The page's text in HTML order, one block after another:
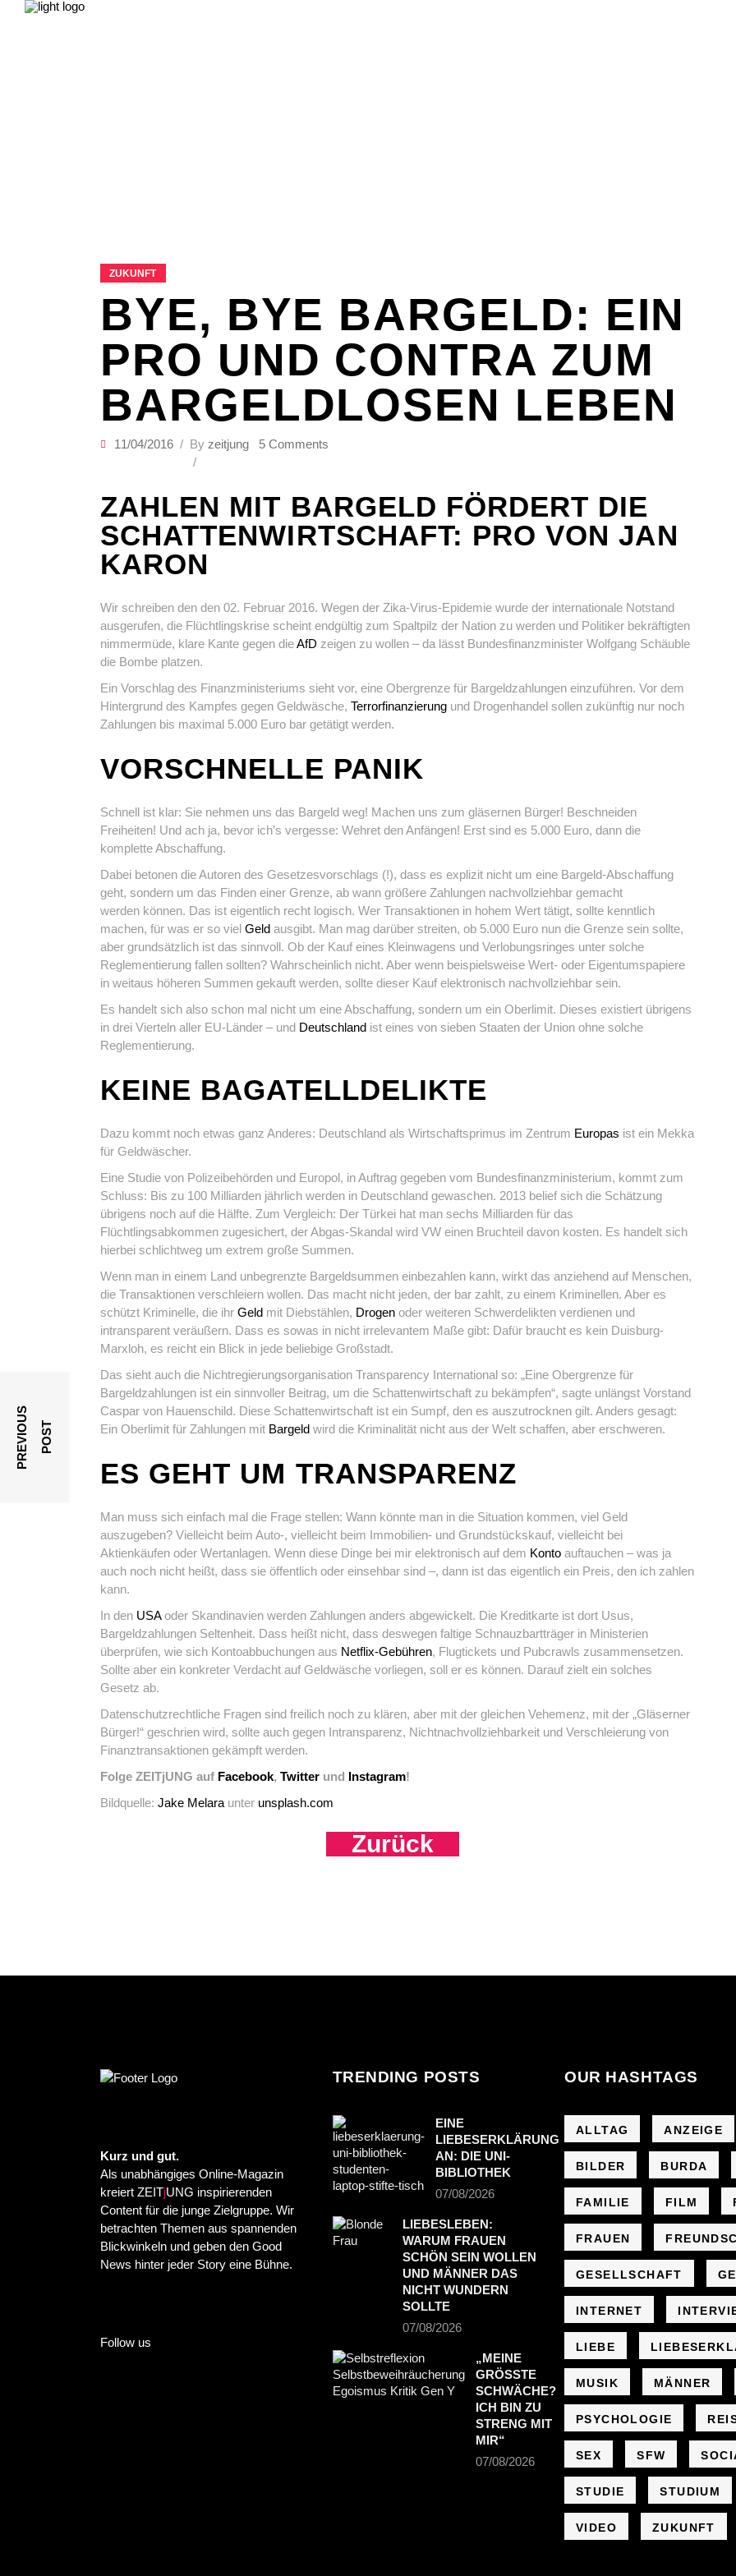
ZUKUNFT
BYE, BYE BARGELD: EIN
PRO UND CONTRA ZUM
BARGELDLOSEN LEBEN
11/04/2016 By zeitjung 5 Comments
ZAHLEN MIT BARGELD FÖRDERT DIE
SCHATTENWIRTSCHAFT: PRO VONJAN
KARON
Wir schreiben den den 02. Februar 2016. Wegen der Zika-Virus-Epidemie wurde der internationale Notstand
ausgerufen, die Flüchtlingskrise scheint endgültig zum Spaltpilz der Nation zu werden und Politiker bekräftigten
nimmermüde, klare Kante gegen dieAfD zeigen zu wollen – da lässt Bundesfinanzminister Wolfgang Schäuble
die Bombe platzen.
Ein Vorschlag des Finanzministeriums sieht vor, eine Obergrenze für Bargeldzahlungen einzuführen. Vor dem
Hintergrund des Kampfes gegen Geldwäsche, Terrorfinanzierung und Drogenhandel sollen zukünftig nur noch
Zahlungen bis maximal 5.000 Euro bar getätigt werden.
VORSCHNELLE PANIK
Schnell ist klar: Sie nehmen uns das Bargeld weg! Machen uns zum gläsernen Bürger! Beschneiden
Freiheiten! Und ach ja, bevor ich’s vergesse: Wehret den Anfängen! Erst sind es 5.000 Euro, dann die
komplette Abschaffung.
Dabei betonen die Autoren des Gesetzesvorschlags (!), dass es explizit nicht um eine Bargeld-Abschaffung
geht, sondern um das Finden einer Grenze, ab wann größere Zahlungen nachvollziehbar gemacht
werden können. Das ist eigentlich recht logisch. Wer Transaktionen in hohem Wert tätigt, sollte kenntlich
machen, für was er so viel Geld ausgibt. Man mag darüber streiten, ob 5.000 Euro nun die Grenze sein sollte,
aber grundsätzlich ist das sinnvoll. Ob der Kauf eines Kleinwagens und Verlobungsringes unter solche
Reglementierung fallen sollten? Wahrscheinlich nicht. Aber wenn beispielsweise Wert- oder Eigentumspapiere
in weitaus höheren Summen gekauft werden, sollte dieser Kauf elektronisch nachvollziehbar sein.
Es handelt sich also schon mal nicht um eine Abschaffung, sondern um ein Oberlimit. Dieses existiert übrigens
in drei Vierteln aller EU-Länder – und Deutschland ist eines von sieben Staaten der Union ohne solche
Reglementierung.
KEINE BAGATELLDELIKTE
Dazu kommt noch etwas ganz Anderes: Deutschland als Wirtschaftsprimus im Zentrum Europas ist ein Mekka
für Geldwäscher.
Eine Studie von Polizeibehörden und Europol, in Auftrag gegeben vom Bundesfinanzministerium, kommt zum
Schluss: Bis zu 100 Milliarden jährlich werden in Deutschland gewaschen. 2013 belief sich die Schätzung
übrigens noch auf die Hälfte. Zum Vergleich: Der Türkei hat man sechs Milliarden für das
Flüchtlingsabkommen zugesichert, der Abgas-Skandal wird VW einen Bruchteil davon kosten. Es handelt sich
hierbei schlichtweg um extrem große Summen.
Wenn man in einem Land unbegrenzte Bargeldsummen einbezahlen kann, wirkt das anziehend auf Menschen,
die Transaktionen verschleiern wollen. Das macht nicht jeden, der bar zahlt, zu einem Kriminellen. Aber es
schützt Kriminelle, die ihr Geld mit Diebstählen, Drogen oder weiteren Schwerdelikten verdienen und
intransparent veräußern. Dass es sowas in nicht irrelevantem Maße gibt: Dafür braucht es kein Duisburg-
Marxloh, es reicht ein Blick in jede beliebige Großstadt.
Das sieht auch die Nichtregierungsorganisation Transparency International so: „Eine Obergrenze für
Bargeldzahlungen ist ein sinnvoller Beitrag, um die Schattenwirtschaft zu bekämpfen“, sagte unlängst Vorstand
Caspar von Hauenschild. Diese Schattenwirtschaft ist ein Sumpf, den es auszutrocknen gilt. Anders gesagt:
Ein Oberlimit für Zahlungen mit Bargeld wird die Kriminalität nicht aus der Welt schaffen, aber erschweren.
ES GEHT UM TRANSPARENZ
Man muss sich einfach mal die Frage stellen: Wann könnte man in die Situation kommen, viel Geld
auszugeben? Vielleicht beim Auto-, vielleicht beim Immobilien- und Grundstückskauf, vielleicht bei
Aktienkäufen oder Wertanlagen. Wenn diese Dinge bei mir elektronisch auf dem Konto auftauchen – was ja
auch noch nicht heißt, dass sie öffentlich oder einsehbar sind –, dann ist das eigentlich ein Preis, den ich zahlen
kann.
In den USAoder Skandinavien werden Zahlungen anders abgewickelt. Die Kreditkarte ist dort Usus,
Bargeldzahlungen Seltenheit. Dass heißt nicht, dass deswegen faltige Schnauzbartträger in Ministerien
überprüfen, wie sich Kontoabbuchungen aus Netflix-Gebühren, Flugtickets und Pubcrawls zusammensetzen.
Sollte aber ein konkreter Verdacht auf Geldwäsche vorliegen, soll er es können. Darauf zielt ein solches
Gesetz ab.
Datenschutzrechtliche Fragen sind freilich noch zu klären, aber mit der gleichen Vehemenz, mit der „Gläserner
Bürger!“ geschrien wird, sollte auch gegen Intransparenz, Nichtnachvollziehbarkeit und Verschleierung von
Finanztransaktionen gekämpft werden.
Folge ZEITjUNG auf Facebook, Twitter und Instagram!
Bildquelle: Jake Melara unter unsplash.com
Zurück
P
R
E
V
I
O
U
S
P
O
S T
Kurz und gut.
Als unabhängiges Online-Magazin
kreiert ZEITjUNG inspirierenden
Content für die junge Zielgruppe. Wir
betrachten Themen aus spannenden
Blickwinkeln und geben den Good
News hinter jeder Story eine Bühne.
Follow us
TRENDING POSTS
EINE
LIEBESERKLÄRUNG
AN: DIE UNI-
BIBLIOTHEK
07/08/2026
LIEBESLEBEN:
WARUM FRAUEN
SCHÖN SEIN WOLLEN
UND MÄNNER DAS
NICHT WUNDERN
SOLLTE
07/08/2026
„MEINE
GRÖSSTE S
CHWÄCHE? I
CH BIN ZU S
TRENG MIT M
IR“
07/08/2026
OUR HASHTAGS
ALLTAG ANZEIGE
BILDER BURDA
FAMILIE FILM
FRAUEN
GESELLSCHAFT
INTERNET
LIEBE
MUSIK MÄNNER
PSYCHOLOGIE
SEX SFW
STUDIE STUDIUM
VIDEO ZUKUNFT